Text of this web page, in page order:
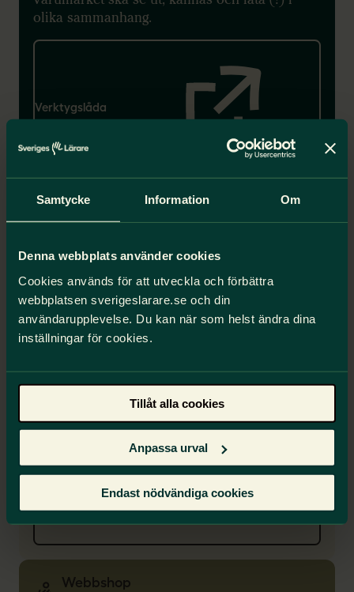
Samtycke Information Om
Denna webbplats använder cookies
Cookies används för att utveckla och förbättra
webbplatsen sverigeslarare.se och din
användarupplevelse. Du kan när som helst ändra dina
inställningar för cookies.
Tillåt alla cookies
Anpassa urval
Endast nödvändiga cookies
olika sammanhang.
Verktygslåda
Presskontakter, pressmeddelanden
och pressbilder
Förbundets pressrum finns hos Via TT. Här
samt bilder på förbundsordförande och
förbundsstyrelse.
Pressrum
Webbshop